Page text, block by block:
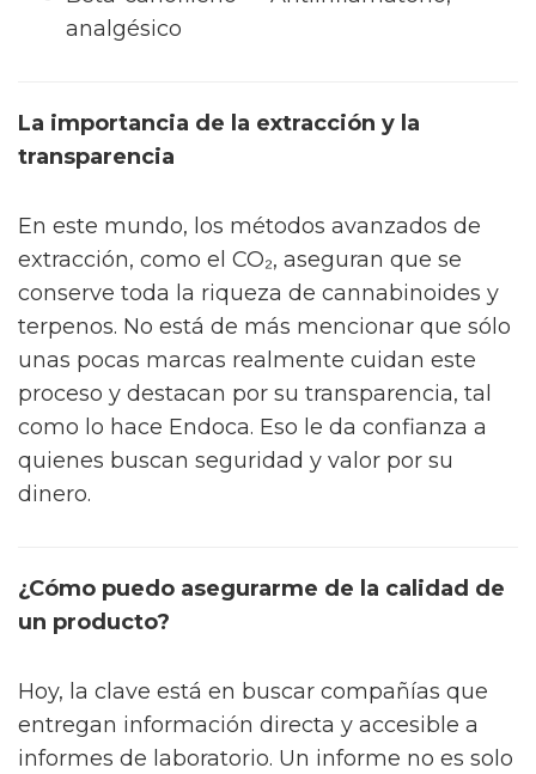
analgésico
La importancia de la extracción y la
transparencia
En este mundo, los métodos avanzados de
extracción, como el CO₂, aseguran que se
conserve toda la riqueza de cannabinoides y
terpenos. No está de más mencionar que sólo
unas pocas marcas realmente cuidan este
proceso y destacan por su transparencia, tal
como lo hace Endoca. Eso le da confianza a
quienes buscan seguridad y valor por su
dinero.
¿Cómo puedo asegurarme de la calidad de
un producto?
Hoy, la clave está en buscar compañías que
entregan información directa y accesible a
informes de laboratorio. Un informe no es solo